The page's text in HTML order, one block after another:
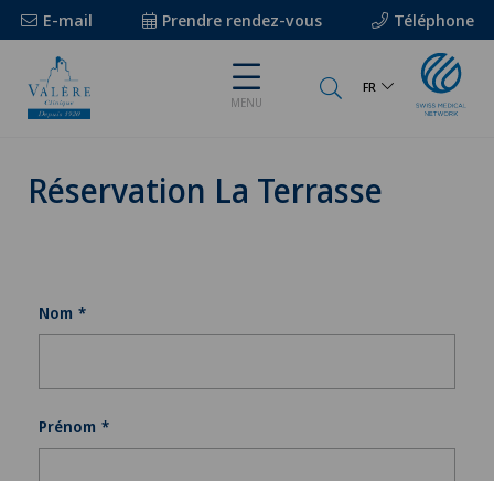
E-mail Prendre rendez-vous Téléphone
MENU
FR
Réservation La Terrasse
Nom
Prénom